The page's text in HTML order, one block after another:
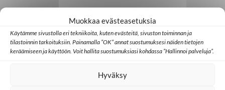
Muokkaa evästeasetuksia
Käytämme sivustolla eri tekniikoita, kuten evästeitä, sivuston toiminnan ja
tilastoinnin tarkoituksiin. Painamalla ”OK” annat suostumuksesi näiden tietojen
keräämiseen ja käyttöön. Voit hallita suostumuksiasi kohdassa ”Hallinnoi palveluja”.
Hyväksy